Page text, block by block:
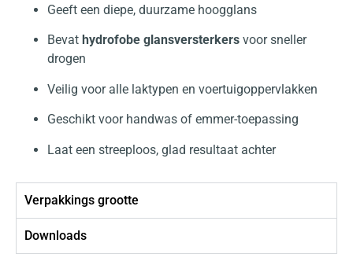
Geeft een diepe, duurzame hoogglans
Bevat hydrofobe glansversterkers voor sneller
drogen
Veilig voor alle laktypen en voertuigoppervlakken
Geschikt voor handwas of emmer-toepassing
Laat een streeploos, glad resultaat achter
Verpakkings grootte
Downloads